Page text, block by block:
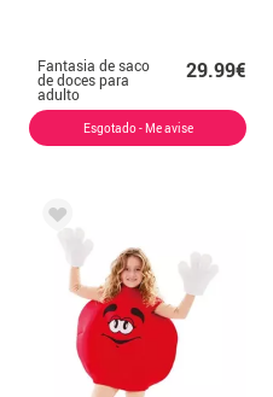
Fantasia de saco
de doces para
adulto
29.99€
Esgotado - Me avise